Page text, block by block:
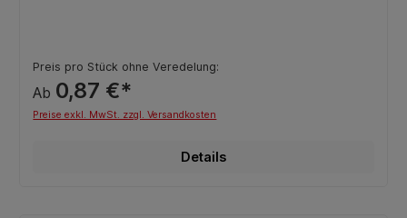
Preis pro Stück ohne Veredelung:
Ab 0,87 €*
Preise exkl. MwSt. zzgl. Versandkosten
Details